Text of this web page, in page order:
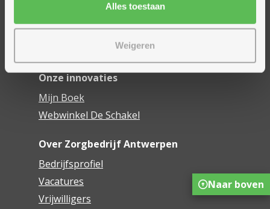
Alles toestaan
Weigeren
Woonzorgcentra
Financieel comfort
Onze innovaties
Mijn Boek
Webwinkel De Schakel
Over Zorgbedrijf Antwerpen
Bedrijfsprofiel
Vacatures
Vrijwilligers
Naar boven